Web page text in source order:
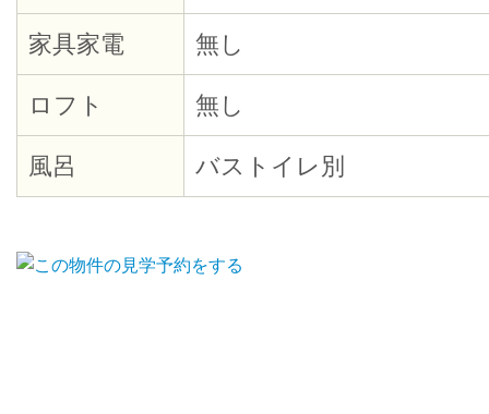
家具家電 無し
ロフト 無し
風呂 バストイレ別